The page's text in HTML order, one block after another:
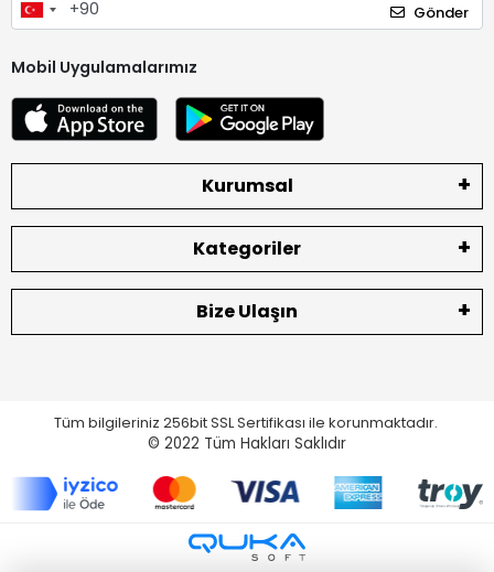
Gönder
Mobil Uygulamalarımız
Kurumsal
Kategoriler
Bize Ulaşın
Tüm bilgileriniz 256bit SSL Sertifikası ile korunmaktadır.
© 2022 Tüm Hakları Saklıdır